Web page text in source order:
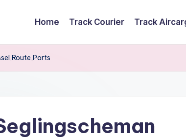
Home Track Courier Track